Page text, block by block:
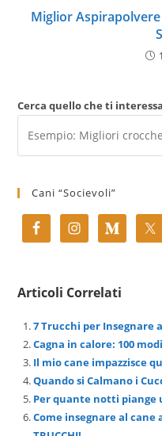
Miglior
Cerca quello che ti interessa
Cani “Socievoli”
Articoli Correlati
7 Trucchi per Insegnare
Cagna in calore: 100
Il mio cane impazzisce
Quando si Calmano i
Per quante notti piange
Come insegnare al